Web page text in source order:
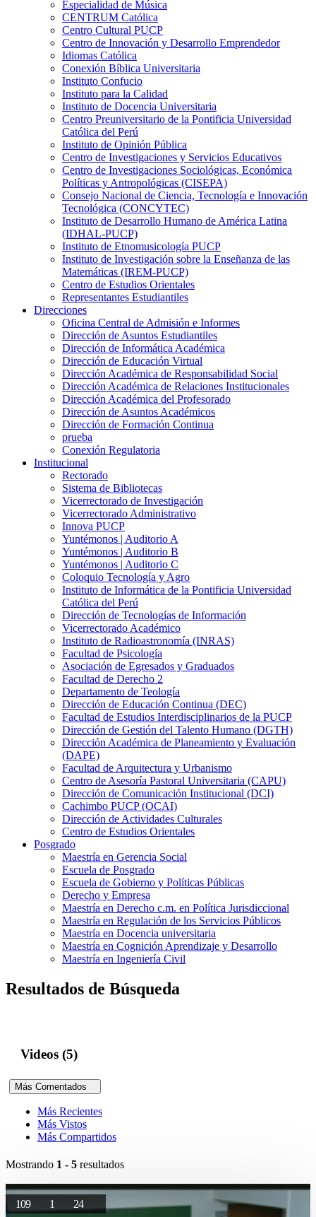
Especialidad de Música
CENTRUM Católica
Centro Cultural PUCP
Centro de Innovación y Desarrollo Emprendedor
Idiomas Católica
Conexión Bíblica Universitaria
Instituto Confucio
Instituto para la Calidad
Instituto de Docencia Universitaria
Centro Preuniversitario de la Pontificia Universidad
Católica del Perú
Instituto de Opinión Pública
Centro de Investigaciones y Servicios Educativos
Centro de Investigaciones Sociológicas, Económica
Políticas y Antropológicas (CISEPA)
Consejo Nacional de Ciencia, Tecnología e Innovación
Tecnológica (CONCYTEC)
Instituto de Desarrollo Humano de América Latina
(IDHAL-PUCP)
Instituto de Etnomusicología PUCP
Instituto de Investigación sobre la Enseñanza de las
Matemáticas (IREM-PUCP)
Centro de Estudios Orientales
Representantes Estudiantiles
Direcciones
Oficina Central de Admisión e Informes
Dirección de Asuntos Estudiantiles
Dirección de Informática Académica
Dirección de Educación Virtual
Dirección Académica de Responsabilidad Social
Dirección Académica de Relaciones Institucionales
Dirección Académica del Profesorado
Dirección de Asuntos Académicos
Dirección de Formación Continua
prueba
Conexión Regulatoria
Institucional
Rectorado
Sistema de Bibliotecas
Vicerrectorado de Investigación
Vicerrectorado Administrativo
Innova PUCP
Yuntémonos | Auditorio A
Yuntémonos | Auditorio B
Yuntémonos | Auditorio C
Coloquio Tecnología y Agro
Instituto de Informática de la Pontificia Universidad
Católica del Perú
Dirección de Tecnologías de Información
Vicerrectorado Académico
Instituto de Radioastronomía (INRAS)
Facultad de Psicología
Asociación de Egresados y Graduados
Facultad de Derecho 2
Departamento de Teología
Dirección de Educación Continua (DEC)
Facultad de Estudios Interdisciplinarios de la PUCP
Dirección de Gestión del Talento Humano (DGTH)
Dirección Académica de Planeamiento y Evaluación
(DAPE)
Facultad de Arquitectura y Urbanismo
Centro de Asesoría Pastoral Universitaria (CAPU)
Dirección de Comunicación Institucional (DCI)
Cachimbo PUCP (OCAI)
Dirección de Actividades Culturales
Centro de Estudios Orientales
Posgrado
Maestría en Gerencia Social
Escuela de Posgrado
Escuela de Gobierno y Políticas Públicas
Derecho y Empresa
Maestría en Derecho c.m. en Política Jurisdiccional
Maestría en Regulación de los Servicios Públicos
Maestría en Docencia universitaria
Maestría en Cognición Aprendizaje y Desarrollo
Maestría en Ingeniería Civil
Resultados de Búsqueda
Videos (5)
Más Comentados
Más Recientes
Más Vistos
Más Compartidos
Mostrando 1 - 5 resultados
109 1 24